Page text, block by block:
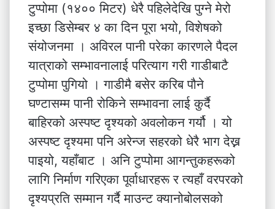
टुप्पोमा (१४०० मिटर) धेरै पहिलेदेखि पुग्ने मेरो
इच्छा डिसेम्बर ४ का दिन पूरा भयो, विशेषको
संयोजनमा । अविरल पानी परेका कारणले पैदल
यात्राको सम्भावनालाई परित्याग गरी गाडीबाटै
टुप्पोमा पुगियो । गाडीमै बसेर करिब पौने
घण्टासम्म पानी रोकिने सम्भावना लाई कुर्दै
बाहिरको अस्पष्ट दृश्यको अवलोकन गर्यौ । यो
अस्पष्ट दृश्यमा पनि अरेन्ज सहरको धेरै भाग देख्न
पाइयो, यहाँबाट । अनि टुप्पोमा आगन्तुकहरूको
लागि निर्माण गरिएका पूर्वाधारहरू र त्यहाँ वरपरको
दृश्यप्रति सम्मान गर्दै माउन्ट क्यानोबोलसको